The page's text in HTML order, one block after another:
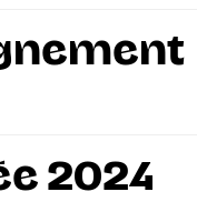
2024